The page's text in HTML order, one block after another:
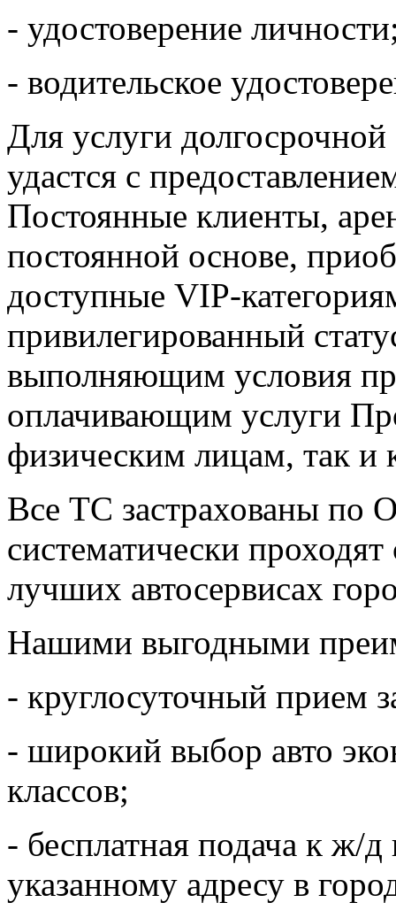
- удостоверение
- водительское
Для услуги долгосрочной
удастся с
Постоянные клиенты,
постоянной основе,
доступные VIP-
привилегированный
выполняющим условия
оплачивающим услуги
физическим лицам, так и
Все ТС застрахованы
систематически
лучших автосервисах
Нашими выгодными
- круглосуточный прием
- широкий выбор авто
классов;
- бесплатная подача к ж/
указанному адресу в